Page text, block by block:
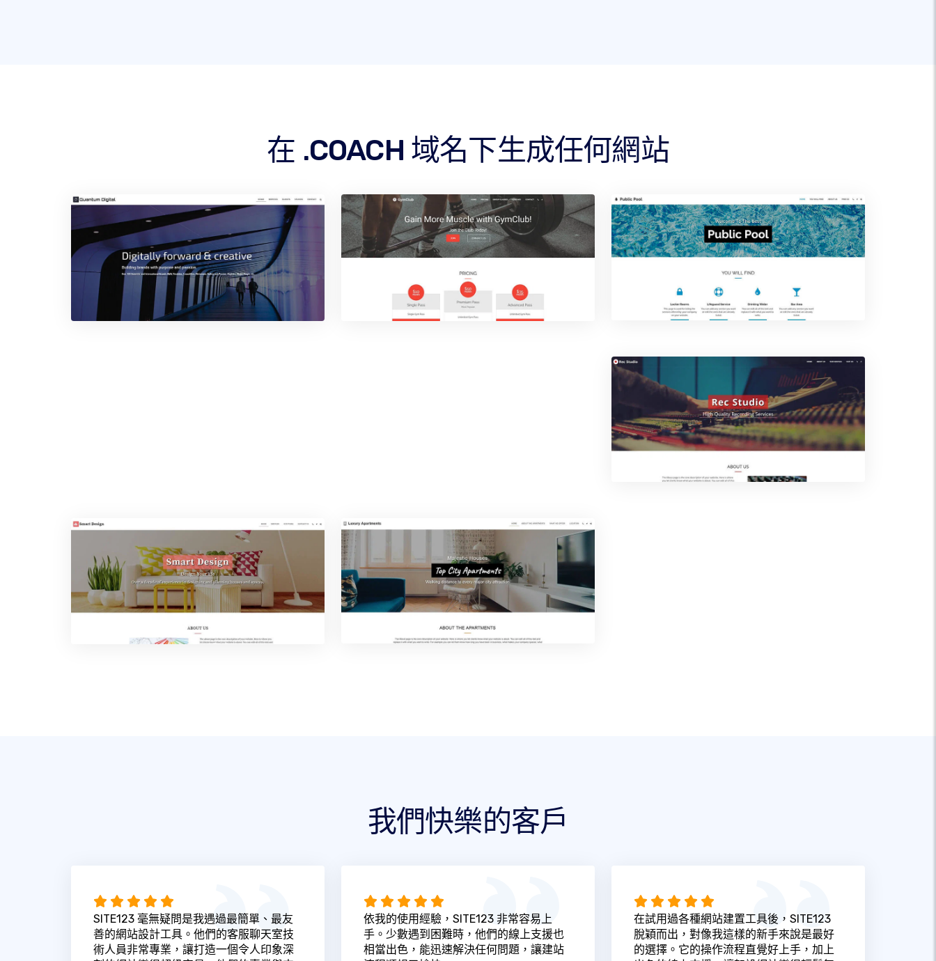
在 .COACH 域名下生成任何網站
我們快樂的客戶
SITE123 毫無疑問是我遇過最簡單、最友
善的網站設計工具。他們的客服聊天室技
術人員非常專業，讓打造一個令人印象深
依我的使用經驗，SITE123 非常容易上
手。少數遇到困難時，他們的線上支援也
相當出色，能迅速解決任何問題，讓建站
在試用過各種網站建置工具後，SITE123
脫穎而出，對像我這樣的新手來說是最好
的選擇。它的操作流程直覺好上手，加上